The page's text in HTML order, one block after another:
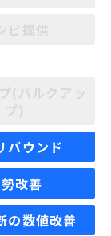
バウンド
改善
の数値改善